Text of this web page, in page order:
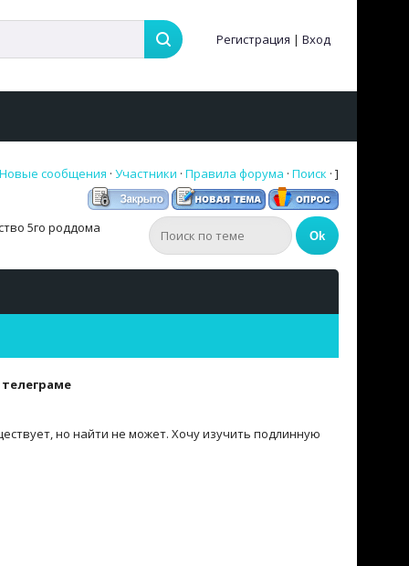
Регистрация | Вход
Новые сообщения · Участники · Правила форума · Поиск · ]
5го роддома
но найти не может. Хочу изучить подлинную